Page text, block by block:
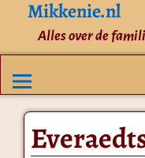
Mikkenie.nl
Alles over de